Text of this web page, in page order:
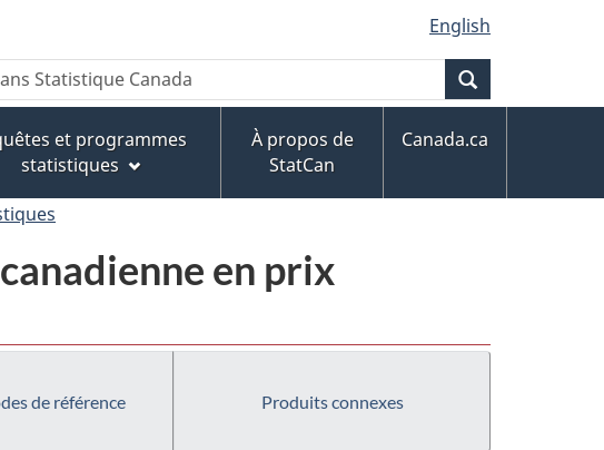
English
et programmes
statistiques
À propos de
StatCan
Canada.ca
en prix
de référence Produits connexes